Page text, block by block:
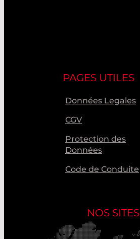
PAGES UTILES
Données Legales
CGV
Protection des
Données
Code de Conduite
NOS SITES